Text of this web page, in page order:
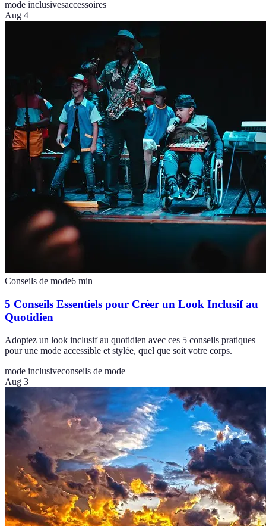
mode inclusivesaccessoires
Aug 4
Conseils de mode6 min
5 Conseils Essentiels pour Créer un Look Inclusif au
Quotidien
Adoptez un look inclusif au quotidien avec ces 5 conseils pratiques
pour une mode accessible et stylée, quel que soit votre corps.
mode inclusiveconseils de mode
Aug 3